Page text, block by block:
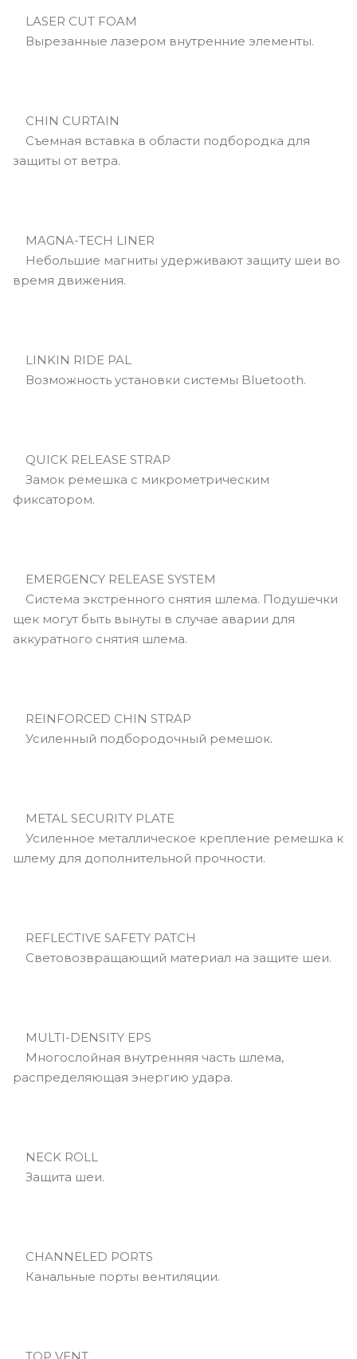
LASER CUT FOAM
Вырезанные лазером внутренние элементы.
CHIN CURTAIN
Съемная вставка в области подбородка для
защиты от ветра.
MAGNA-TECH LINER
Небольшие магниты удерживают защиту шеи во
время движения.
LINKIN RIDE PAL
Возможность установки системы Bluetooth.
QUICK RELEASE STRAP
Замок ремешка с микрометрическим
фиксатором.
EMERGENCY RELEASE SYSTEM
Cистема экстренного снятия шлема. Подушечки
щек могут быть вынуты в случае аварии для
аккуратного снятия шлема.
REINFORCED CHIN STRAP
Усиленный подбородочный ремешок.
METAL SECURITY PLATE
Усиленное металлическое крепление ремешка к
шлему для дополнительной прочности.
REFLECTIVE SAFETY PATCH
Световозвращающий материал на защите шеи.
MULTI-DENSITY EPS
Многослойная внутренняя часть шлема,
распределяющая энергию удара.
NECK ROLL
Защита шеи.
CHANNELED PORTS
Канальные порты вентиляции.